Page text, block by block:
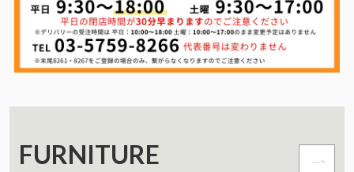
FURNITURE